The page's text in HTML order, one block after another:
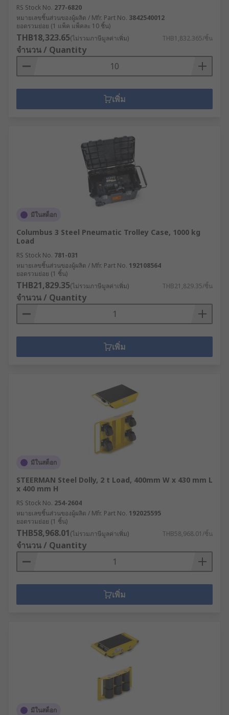
RS Stock No. 277-6820
หมายเลขชิ้นส่วนของผู้ผลิต / Mfr. Part No. 3842540012
ยอดรวมย่อย (1 แพ็ค แพ็คละ 10 ชิ้น)
THB18,323.65(ไม่รวมภาษีมูลค่าเพิ่ม) THB1,832.365/ชิ้น
จำนวน / Quantity
เพิ่ม
มีในสต็อก
Columbus 3 Steel Pneumatic Trolley Case, 1000 kg
Load
RS Stock No. 781-031
หมายเลขชิ้นส่วนของผู้ผลิต / Mfr. Part No. 192108564
ยอดรวมย่อย (1 ชิ้น)
THB21,829.35(ไม่รวมภาษีมูลค่าเพิ่ม) THB21,829.35/ชิ้น
จำนวน / Quantity
เพิ่ม
มีในสต็อก
STEERMAN Steel Dolly, 2 t Load, 400mm W x 430 mm L
x 400 mm H
RS Stock No. 254-2604
หมายเลขชิ้นส่วนของผู้ผลิต / Mfr. Part No. 192025595
ยอดรวมย่อย (1 ชิ้น)
THB58,968.01(ไม่รวมภาษีมูลค่าเพิ่ม) THB58,968.01/ชิ้น
จำนวน / Quantity
เพิ่ม
มีในสต็อก